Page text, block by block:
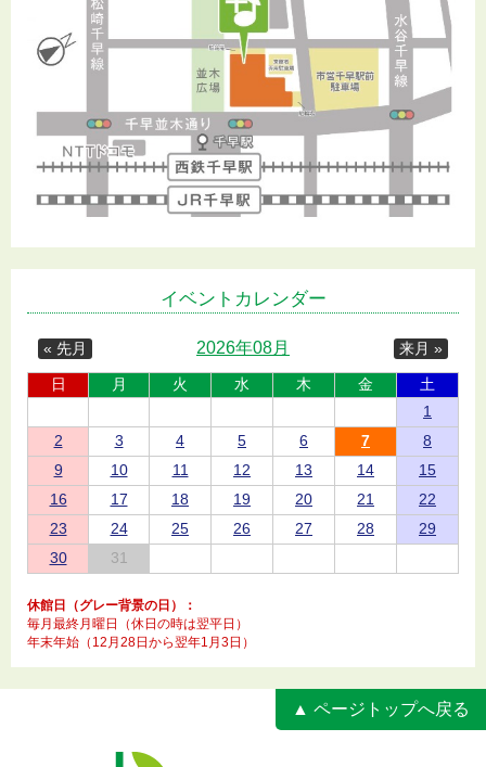
イベントカレンダー
« 先月 来月 »
2026年08月
日 月 火 水 木 金
土
1
2
3 4 5 6 7
8
9
10 11 12 13 14
15
16
17 18 19 20 21
22
23
24 25 26 27 28
29
30
31
休館日（グレー背景の日）：
毎月最終月曜日（休日の時は翌平日）
年末年始（12月28日から翌年1月3日）
▲ ページトップへ戻る